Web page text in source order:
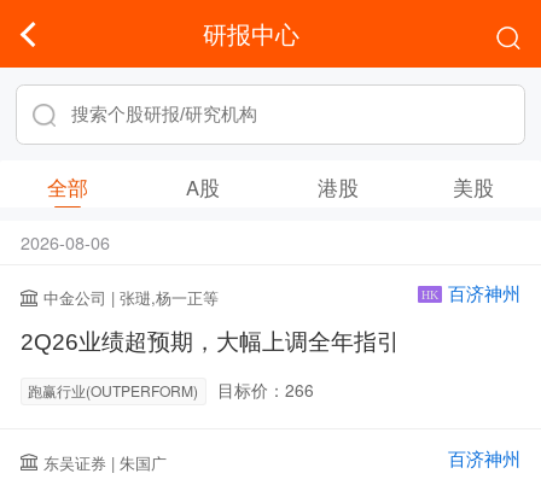
研报中心
全部 A股 港股 美股
2026-08-06
中金公司 | 张琎,杨一正等 HK 百济神州
2Q26业绩超预期，大幅上调全年指引
跑赢行业(OUTPERFORM) 目标价：266
东吴证券 | 朱国广 百济神州